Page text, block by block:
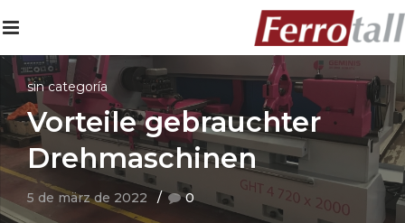
sin categoría
Vorteile gebrauchter
Drehmaschinen
5 de märz de 2022 0